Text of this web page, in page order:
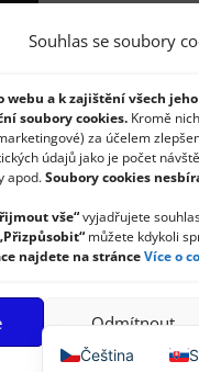
Souhlas se soubory
webu a k zajištění všech
soubory cookies. Kromě
za účelem
údajů jako je počet
apod.Soubory cookies
vše“vyjadřujete
můžete kdykoli
najdete na stránceVíce o
Odmítnout
Čeština